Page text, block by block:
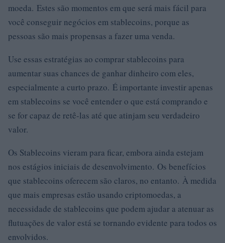
moeda. Estes são momentos em que será mais fácil para
você conseguir negócios em stablecoins, porque as
pessoas são mais propensas a fazer uma venda.
Use essas estratégias ao comprar stablecoins para
aumentar suas chances de ganhar dinheiro com eles,
especialmente a curto prazo. É importante investir apenas
em stablecoins se você entender o que está comprando e
se for capaz de retê-las até que atinjam seu verdadeiro
valor.
Os Stablecoins vieram para ficar, embora ainda estejam
nos estágios iniciais de desenvolvimento. Os benefícios
que stablecoins oferecem são claros, no entanto. À medida
que mais empresas estão usando criptomoedas, a
necessidade de stablecoins que podem ajudar a atenuar as
flutuações de valor está se tornando evidente para todos os
envolvidos.